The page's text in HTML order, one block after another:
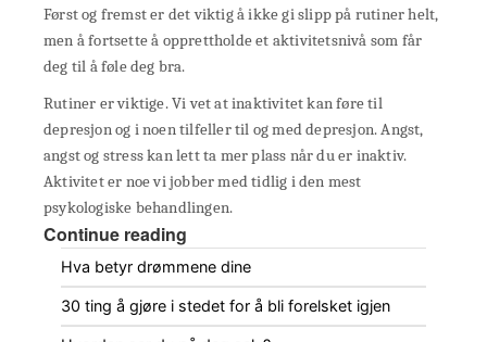
Først og fremst er det viktig å ikke gi slipp på rutiner helt,
men å fortsette å opprettholde et aktivitetsnivå som får
deg til å føle deg bra.
Rutiner er viktige. Vi vet at inaktivitet kan føre til
depresjon og i noen tilfeller til og med depresjon. Angst,
angst og stress kan lett ta mer plass når du er inaktiv.
Aktivitet er noe vi jobber med tidlig i den mest
psykologiske behandlingen.
Continue reading
Hva betyr drømmene dine
30 ting å gjøre i stedet for å bli forelsket igjen